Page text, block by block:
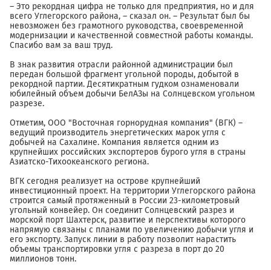
– Это рекордная цифра не только для предприятия, но и для
всего Углегорского района, – сказал он. – Результат был бы
невозможен без грамотного руководства, своевременной
модернизации и качественной совместной работы команды.
Спасибо вам за ваш труд.
В знак развития отрасли районной администрации был
передан большой фрагмент угольной породы, добытой в
рекордной партии. Десятикратным гудком ознаменовали
юбилейный объем добычи БелАЗы на Солнцевском угольном
разрезе.
Отметим, ООО "Восточная горнорудная компания" (ВГК) –
ведущий производитель энергетических марок угля с
добычей на Сахалине. Компания является одним из
крупнейших российских экспортеров бурого угля в страны
Азиатско-Тихоокеанского региона.
ВГК сегодня реализует на острове крупнейший
инвестиционный проект. На территории Углегорского района
строится самый протяженный в России 23-километровый
угольный конвейер. Он соединит Солнцевский разрез и
морской порт Шахтерск, развитие и перспективы которого
напрямую связаны с планами по увеличению добычи угля и
его экспорту. Запуск линии в работу позволит нарастить
объемы транспортировки угля с разреза в порт до 20
миллионов тонн.